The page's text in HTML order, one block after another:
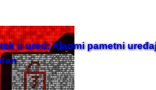
u ured: Xiaomi pametni